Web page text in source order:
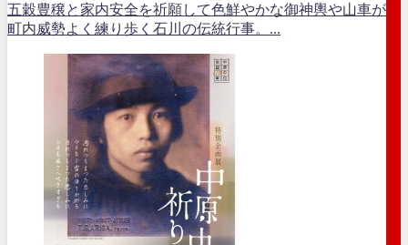
五穀豊穣と家内安全を祈願して色鮮やかな御神輿や山車が
町内威勢よく練り歩く石川の伝統行事。...